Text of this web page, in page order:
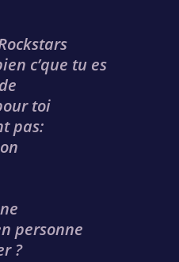
c’que tu es
toi
pas:
personne
?